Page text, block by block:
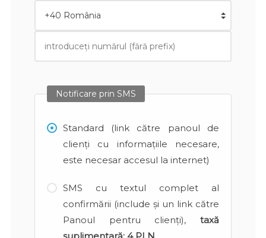
Notificare prin SMS
Standard (link către panoul de
clienți cu informațiile necesare,
este necesar accesul la internet)
SMS cu textul complet al
confirmării (include și un link către
Panoul pentru clienți), taxă